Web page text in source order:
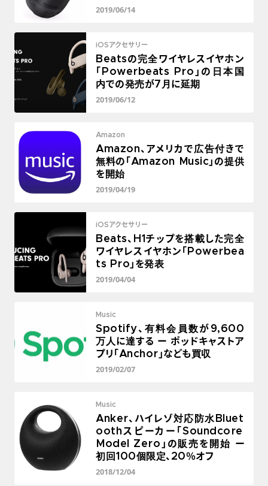
2019/06/14
iOSアクセサリー
Beatsの完全ワイヤレスイヤホン
「Powerbeats Pro」の日本国
内での発売が7月に延期
2019/06/12
Amazon
Amazon、アメリカで広告付きで
無料の「Amazon Music」の提供
を開始
2019/04/19
iOSアクセサリー
Beats、H1チップを搭載した完全
ワイヤレスイヤホン「Powerbea
ts Pro」を発表
2019/04/04
Music
Spotify、有料会員数が9,600
万人に達する ー ポッドキャストア
プリ「Anchor」なども買収
2019/02/07
Music
Anker、ハイレゾ対応防水Bluet
oothスピーカー「Soundcore
Model Zero」の販売を開始 ー
初回100個限定、20％オフ
2018/12/04